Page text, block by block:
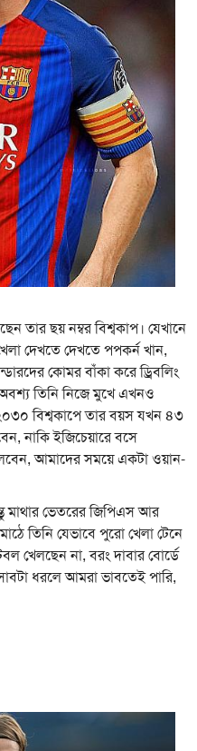
তার ছয় নম্বর বিশ্বকাপ। যেখানে
দেখতে দেখতে পপকর্ন খান,
কোমর বাঁকা করে ড্রিবলিং
অবশ্য তিনি নিজে মুখে এখনও
বিশ্বকাপে তার বয়স যখন ৪৩
নাকি ইজিচেয়ারে বসে
আমাদের সময়ে একটা ওয়ান-
মাথার ভেতরের জিপিএস আর
তিনি যেভাবে পুরো খেলা টেনে
খেলছেন না, বরং দাবার বোর্ডে
ধরলে আমরা ভাবতেই পারি,